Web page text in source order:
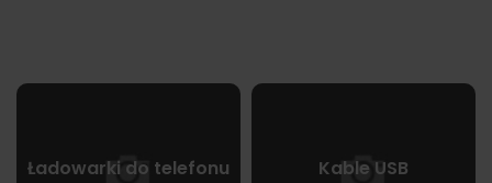
Ładowarki do telefonu Kable USB